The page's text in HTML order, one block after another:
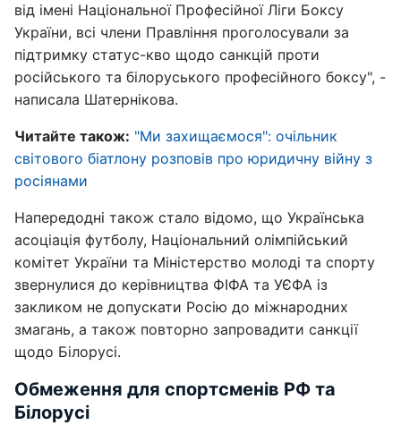
від імені Національної Професійної Ліги Боксу
України, всі члени Правління проголосували за
підтримку статус-кво щодо санкцій проти
російського та білоруського професійного боксу", -
написала Шатернікова.
Читайте також: "Ми захищаємося": очільник
світового біатлону розповів про юридичну війну з
росіянами
Напередодні також стало відомо, що Українська
асоціація футболу, Національний олімпійський
комітет України та Міністерство молоді та спорту
звернулися до керівництва ФІФА та УЄФА із
закликом не допускати Росію до міжнародних
змагань, а також повторно запровадити санкції
щодо Білорусі.
Обмеження для спортсменів РФ та
Білорусі